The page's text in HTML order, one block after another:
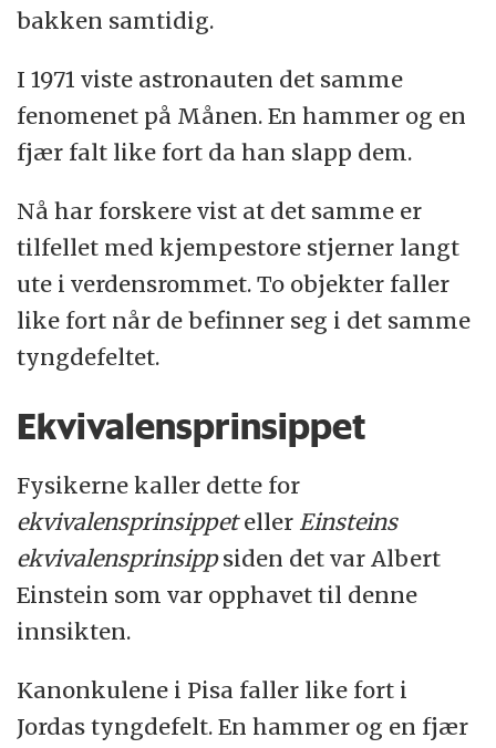
bakken samtidig.
I 1971 viste astronauten det samme
fenomenet på Månen. En hammer og en
fjær falt like fort da han slapp dem.
Nå har forskere vist at det samme er
tilfellet med kjempestore stjerner langt
ute i verdensrommet. To objekter faller
like fort når de befinner seg i det samme
tyngdefeltet.
Ekvivalensprinsippet
Fysikerne kaller dette for
ekvivalensprinsippeteller Einsteins
ekvivalensprinsippsiden det var Albert
Einstein som var opphavet til denne
innsikten.
Kanonkulene i Pisa faller like fort i
Jordas tyngdefelt. En hammer og en fjær